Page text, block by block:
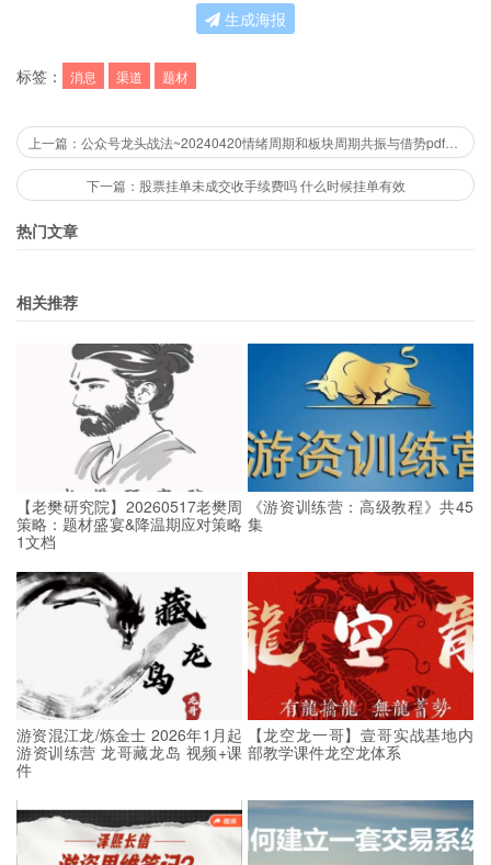
生成海报
标签： 消息 渠道 题材
下一篇：股票挂单未成交收手续费吗 什么时候挂单有效
热门文章
相关推荐
【老樊研究院】20260517老樊周
策略：题材盛宴&降温期应对策略
1文档
《游资训练营：高级教程》共45
集
游资混江龙/炼金士 2026年1月起
游资训练营 龙哥藏龙岛 视频+课
件
【龙空龙一哥】壹哥实战基地内
部教学课件龙空龙体系